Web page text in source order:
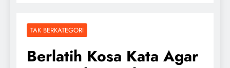
TAK BERKATEGORI
Berlatih Kosa Kata Agar